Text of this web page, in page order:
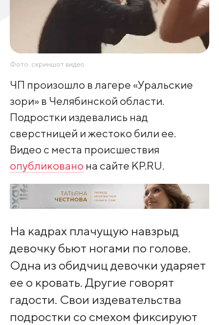
Фото: скриншот видео
ЧП произошло в лагере «Уральские
зори» в Челябинской области.
Подростки издевались над
сверстницей и жестоко били ее.
Видео с места происшествия
опубликовано на сайте KP.RU.
На кадрах плачущую навзрыд
девочку бьют ногами по голове.
Одна из обидчиц девочки ударяет
ее о кровать. Другие говорят
гадости. Свои издевательства
подростки со смехом фиксируют